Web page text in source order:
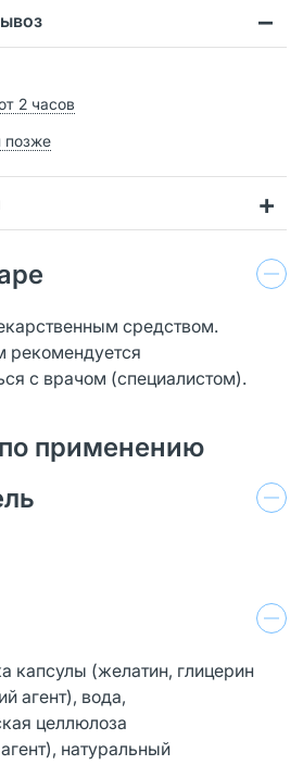
2 часов
позже
средством.
рекомендуется
с врачом (специалистом).
применению
капсулы (желатин, глицерин
агент), вода,
целлюлоза
натуральный